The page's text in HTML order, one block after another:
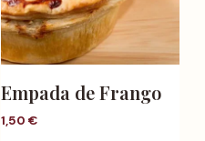
Empada de Frango
1,50 €